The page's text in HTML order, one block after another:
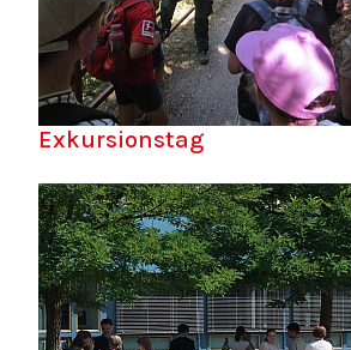
Exkursionstag